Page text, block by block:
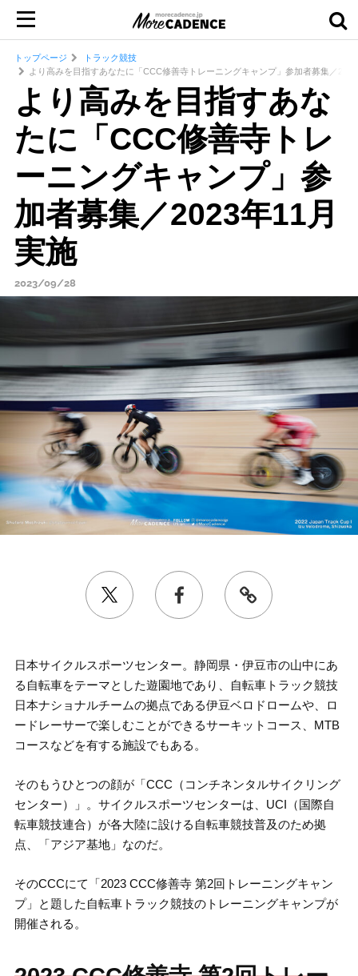
トップページ
トラック競技
より高みを目指すあなたに「CCC修善寺トレーニングキャンプ」参加者募集／
より高みを目指すあな
たに「CCC修善寺トレ
ーニングキャンプ」参
加者募集／2023年11月
実施
2023/09/28
日本サイクルスポーツセンター。静岡県・伊豆市の山中にあ
る自転車をテーマとした遊園地であり、自転車トラック競技
日本ナショナルチームの拠点である伊豆ベロドロームや、ロ
ードレーサーで楽しむことができるサーキットコース、MTB
コースなどを有する施設でもある。
そのもうひとつの顔が「CCC（コンチネンタルサイクリング
センター）」。サイクルスポーツセンターは、UCI（国際自
転車競技連合）が各大陸に設ける自転車競技普及のため拠
点、「アジア基地」なのだ。
そのCCCにて「2023 CCC修善寺 第2回トレーニングキャン
プ」と題した自転車トラック競技のトレーニングキャンプが
開催される。